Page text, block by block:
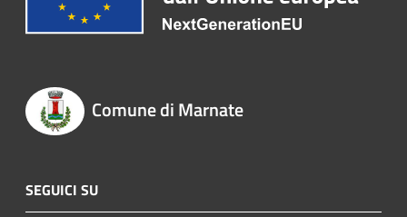
Comune di Marnate
SEGUICI SU